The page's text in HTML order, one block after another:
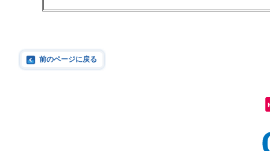
前のページに戻る